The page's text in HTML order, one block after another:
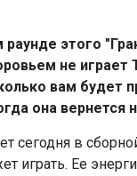
этого
не играет
вам будет
она вернется
сегодня в
играть. Ее